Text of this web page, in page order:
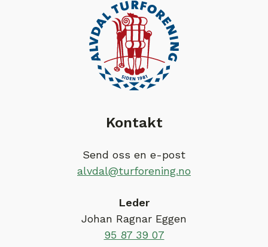
Kontakt
Send oss en e-post
alvdal@turforening.no
Leder
Johan Ragnar Eggen
95 87 39 07